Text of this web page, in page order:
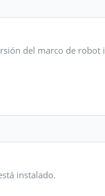
del marco de
instalado.